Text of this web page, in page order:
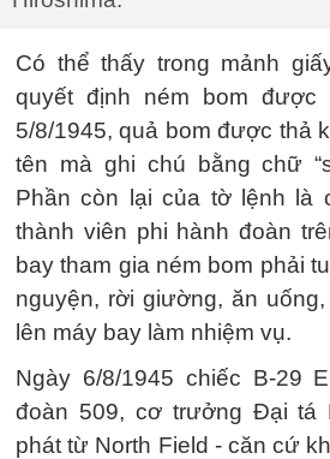
Có thể thấy trong mảnh
quyết định ném bom
5/8/1945, quả bom được thả
tên mà ghi chú bằng chữ
Phần còn lại của tờ lệnh là
thành viên phi hành đoàn
bay tham gia ném bom phải
nguyện, rời giường, ăn
lên máy bay làm nhiệm vụ.
Ngày 6/8/1945 chiếc B-29
đoàn 509, cơ trưởng Đại tá
phát từ North Field - căn cứ